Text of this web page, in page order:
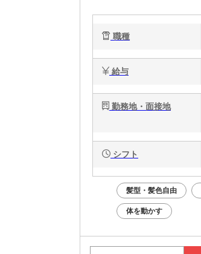
職種
給与
勤務地・面接地
シフト
髪型・髪色自由
体を動かす